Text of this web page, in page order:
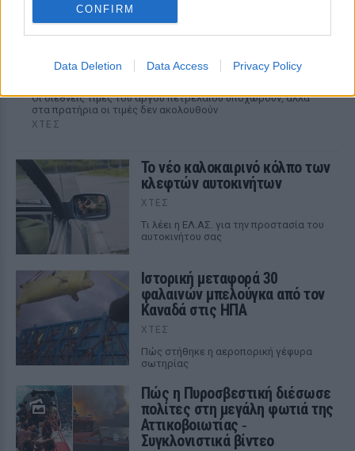
CONFIRM
Data Deletion Data Access Privacy Policy
ευρώ το λίτρο παρά την πτώση του αργού
πετρελαίου διεθνώς
Οι διεθνείς τιμές του αργού πετρελαίου υποχωρούν, αλλά
στα πρατήρια οι τιμές δεν ακολουθούν
ΧΤΕΣ
Το νέο καλοκαιρινό κόλπο των
κλεφτών αυτοκινήτων
ΧΤΕΣ
Tι λέει η ΕΛ.ΑΣ. για την προστασία του
αυτοκινήτου σας
Ιστορική μεταφορά 30
φαλαινών μπελούγκα από τον
Καναδά στις ΗΠΑ
ΧΤΕΣ
Πώς στήθηκε η αεροπορική γέφυρα
σωτηρίας
Πώς η Πυροσβεστική διέσωσε
πολίτες στη μεγάλη φωτιά της
Αττικοβοιωτίας ‑
Συγκλονιστικά βίντεο